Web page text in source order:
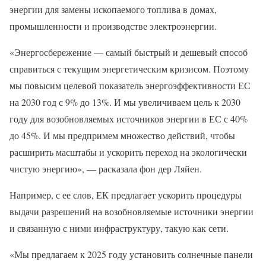
энергии для замены ископаемого топлива в домах,
промышленности и производстве электроэнергии.
«Энергосбережение — самый быстрый и дешевый способ
справиться с текущим энергетическим кризисом. Поэтому
мы повысим целевой показатель энергоэффективности ЕС
на 2030 год с 9% до 13%. И мы увеличиваем цель к 2030
году для возобновляемых источников энергии в ЕС с 40%
до 45%. И мы предпримем множество действий, чтобы
расширить масштабы и ускорить переход на экологически
чистую энергию», — расказала фон дер Ляйен.
Например, с ее слов, ЕК предлагает ускорить процедуры
выдачи разрешений на возобновляемые источники энергии
и связанную с ними инфраструктуру, такую ​​как сети.
«Мы предлагаем к 2025 году установить солнечные панели